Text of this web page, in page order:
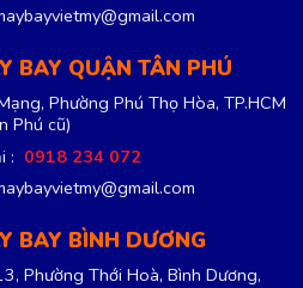
BAY QUẬN TÂN PHÚ
Phường Phú Thọ Hòa, TP.HCM
Phú cũ)
: 0918 234 072
BAY BÌNH DƯƠNG
Phường Thới Hoà, Bình Dương,